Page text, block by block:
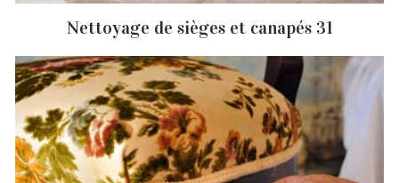
Nettoyage de sièges et canapés 31